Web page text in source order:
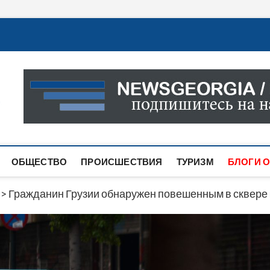
Новости Грузии
САМАЯ АКТУАЛЬНАЯ ИНФОРМАЦИЯ О СОБЫТИЯХ
САЙТЕ ВЫ НАЙДЕТЕ НОВОСТИ ПОЛИТИКИ,
ОБЩЕСТВО ПРОИСШЕСТВИЯ ТУРИЗМ БЛОГИ
> Гражданин Грузии обнаружен повешенным в